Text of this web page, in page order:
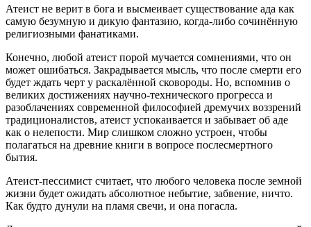
Атеист не верит в бога и высмеивает существование ада как
самую безумную и дикую фантазию, когда-либо сочинённую
религиозными фанатиками.
Конечно, любой атеист порой мучается сомнениями, что он
может ошибаться. Закрадывается мысль, что после смерти его
будет ждать черт у раскалённой сковороды. Но, вспомнив о
великих достижениях научно-технического прогресса и
разоблачениях современной философией дремучих воззрений
традиционалистов, атеист успокаивается и забывает об аде
как о нелепости. Мир слишком сложно устроен, чтобы
полагаться на древние книги в вопросе послесмертного
бытия.
Атеист-пессимист считает, что любого человека после земной
жизни будет ожидать абсолютное небытие, забвение, ничто.
Как будто дунули на пламя свечи, и она погасла.